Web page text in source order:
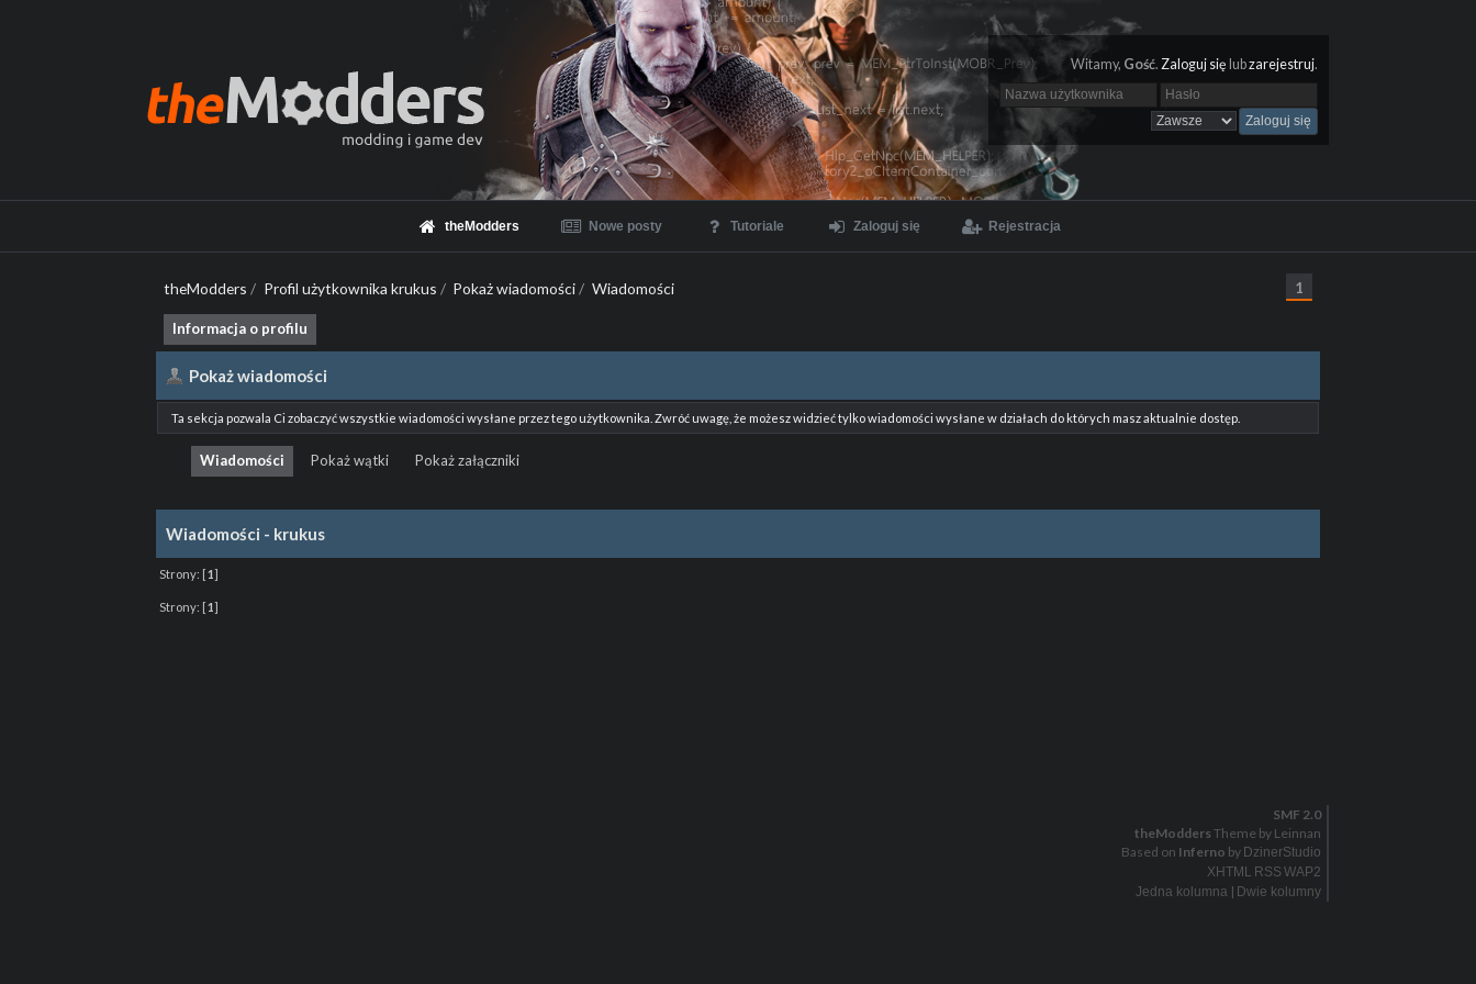
Witamy, Gość. Zaloguj się lubzarejestruj.
theModders Nowe posty Tutoriale Zaloguj się Rejestracja
theModders / Profil użytkownika krukus / Pokaż wiadomości/ Wiadomości 1
Informacja o profilu
Pokaż wiadomości
Ta sekcja pozwala Ci zobaczyć wszystkie wiadomości wysłane przez tego użytkownika. Zwróć uwagę, że możesz widzieć tylko wiadomości wysłane w działach do których masz aktualnie dostęp.
Wiadomości Pokaż wątki Pokaż załączniki
Wiadomości - krukus
Strony: [1]
Strony: [1]
SMF 2.0
theModders Theme by Leinnan
Based on Inferno by DzinerStudio
XHTML RSS WAP2
Jedna kolumna| Dwie kolumny